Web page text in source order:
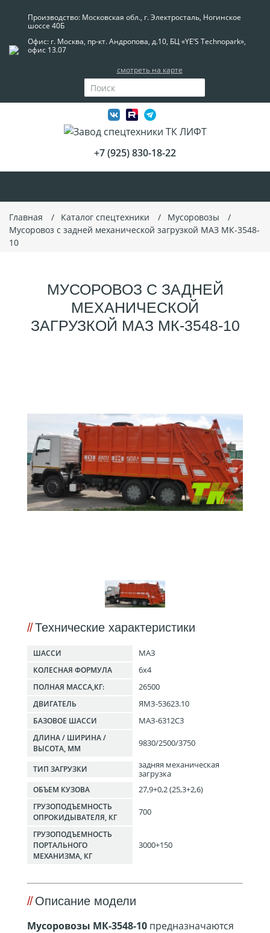
Производство: Московская обл., г. Электросталь, Ногинское
шоссе 40Б
Офис: г. Москва, пр-кт. Андропова, д.10, БЦ «YE’S Technopark»,
офис 13.07
смотреть на карте
+7 (925) 830-18-22
Главная Каталог спецтехники
Мусоровозы
Мусоровоз с задней механической загрузкой МАЗ МК-3548-
10
МУСОРОВОЗ С ЗАДНЕЙ
МЕХАНИЧЕСКОЙ
ЗАГРУЗКОЙ МАЗ МК-3548-10
Технические характеристики
ШАССИ МАЗ
КОЛЕСНАЯ ФОРМУЛА 6x4
ПОЛНАЯ МАССА,КГ: 26500
ДВИГАТЕЛЬ ЯМЗ-53623.10
БАЗОВОЕ ШАССИ МАЗ-6312С3
ДЛИНА / ШИРИНА /
ВЫСОТА, ММ
9830/2500/3750
ТИП ЗАГРУЗКИ
задняя механическая
загрузка
ОБЪЕМ КУЗОВА 27,9+0,2 (25,3+2,6)
ГРУЗОПОДЪЕМНОСТЬ
ОПРОКИДЫВАТЕЛЯ, КГ
700
ГРУЗОПОДЪЕМНОСТЬ
ПОРТАЛЬНОГО
МЕХАНИЗМА, КГ
3000+150
Описание модели
Мусоровозы МК-3548-10 предназначаются